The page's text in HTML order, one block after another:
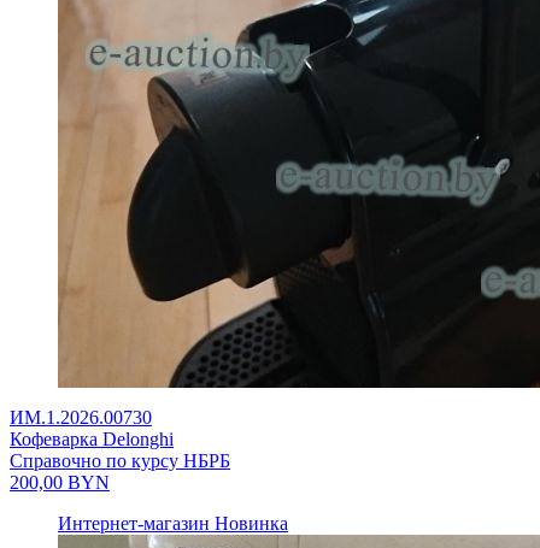
ИМ.1.2026.00730
Кофеварка Delonghi
Справочно по курсу НБРБ
200,00 BYN
Интернет-магазин Новинка